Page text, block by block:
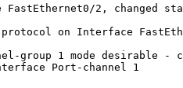
FastEthernet0/2, changed
protocol on Interface
group 1 mode desirable -
Port-channel 1